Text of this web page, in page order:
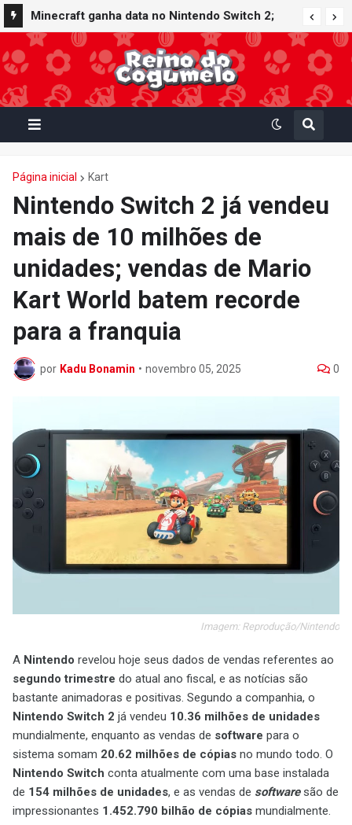
Minecraft ganha data no Nintendo Switch 2;
Super Mario Mash-Up receberá atualização
gráfica exclusiva
Página inicial Kart
Nintendo Switch 2 já vendeu
mais de 10 milhões de
unidades; vendas de Mario
Kart World batem recorde
para a franquia
por Kadu Bonamin • novembro 05, 2025 0
Imagem: Reprodução/Nintendo
A Nintendo revelou hoje seus dados de vendas referentes ao
segundo trimestre do atual ano fiscal, e as notícias são
bastante animadoras e positivas. Segundo a companhia, o
Nintendo Switch 2 já vendeu 10.36 milhões de unidades
mundialmente, enquanto as vendas de software para o
sistema somam 20.62 milhões de cópias no mundo todo. O
Nintendo Switch conta atualmente com uma base instalada
de 154 milhões de unidades, e as vendas de softwaresão de
impressionantes 1.452.790 bilhão de cópias mundialmente.